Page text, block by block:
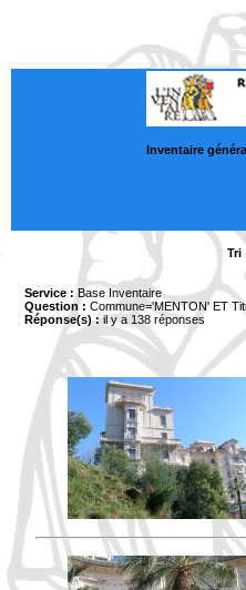
Inventaire
Tri
Service : Base Inventaire
Question : Commune='MENTON' ET
Réponse(s) :il y a 138 réponses